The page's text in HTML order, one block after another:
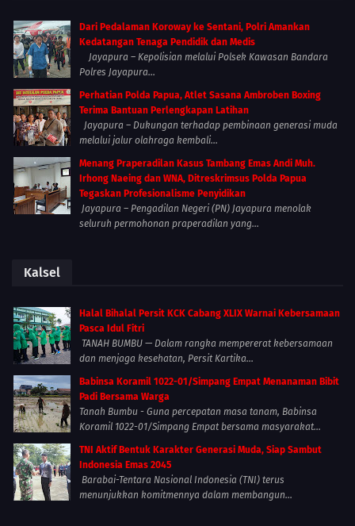
Dari Pedalaman Koroway ke Sentani, Polri Amankan
Kedatangan Tenaga Pendidik dan Medis
Jayapura – Kepolisian melalui Polsek Kawasan Bandara
Polres Jayapura...
Perhatian Polda Papua, Atlet Sasana Ambroben Boxing
Terima Bantuan Perlengkapan Latihan
Jayapura – Dukungan terhadap pembinaan generasi muda
melalui jalur olahraga kembali...
Menang Praperadilan Kasus Tambang Emas Andi Muh.
Irhong Naeing dan WNA, Ditreskrimsus Polda Papua
Tegaskan Profesionalisme Penyidikan
Jayapura – Pengadilan Negeri (PN) Jayapura menolak
seluruh permohonan praperadilan yang...
Kalsel
Halal Bihalal Persit KCK Cabang XLIX Warnai Kebersamaan
Pasca Idul Fitri
TANAH BUMBU — Dalam rangka mempererat kebersamaan
dan menjaga kesehatan, Persit Kartika...
Babinsa Koramil 1022-01/Simpang Empat Menanaman Bibit
Padi Bersama Warga
Tanah Bumbu - Guna percepatan masa tanam, Babinsa
Koramil 1022-01/Simpang Empat bersama masyarakat...
TNI Aktif Bentuk Karakter Generasi Muda, Siap Sambut
Indonesia Emas 2045
Barabai-Tentara Nasional Indonesia (TNI) terus
menunjukkan komitmennya dalam membangun...